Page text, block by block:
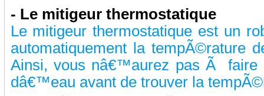
- Le mitigeur thermostatique
Le mitigeur thermostatique est un
automatiquement la tempÃ©rature
Ainsi, vous nâ€™aurez pas Ã faire
dâ€™eau avant de trouver la